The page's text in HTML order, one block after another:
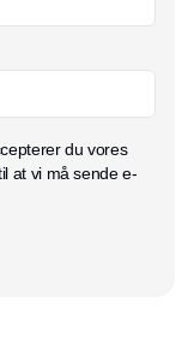
du vores
at vi må sende e-